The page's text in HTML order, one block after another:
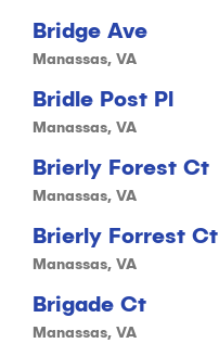
Bridge Ave
Manassas, VA
Bridle Post Pl
Manassas, VA
Brierly Forest Ct
Manassas, VA
Brierly Forrest Ct
Manassas, VA
Brigade Ct
Manassas, VA